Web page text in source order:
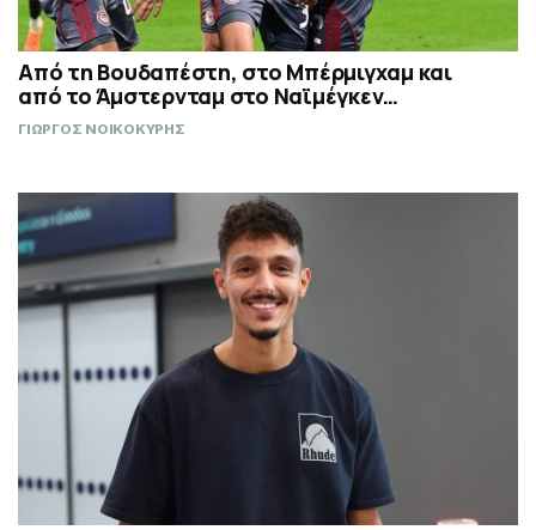
Από τη Βουδαπέστη, στο Μπέρμιγχαμ και
από το Άμστερνταμ στο Ναϊμέγκεν…
ΓΙΩΡΓΟΣ ΝΟΙΚΟΚΥΡΗΣ